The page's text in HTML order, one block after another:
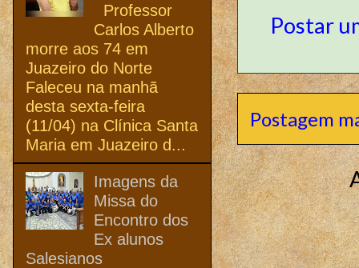
Postar
Postagem
Professor
Carlos Alberto
morre aos 74 em
Juazeiro do Norte
Faleceu na manhã
desta sexta-feira
(11/04) na Clínica Santa
Maria em Juazeiro d...
Imagens da
Missa do
Encontro dos
Ex alunos
Salesianos